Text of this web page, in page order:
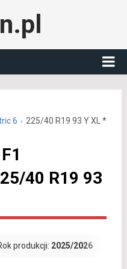
6 225/40 R19 93 Y XL *
40 R19 93
produkcji: 2025/2026